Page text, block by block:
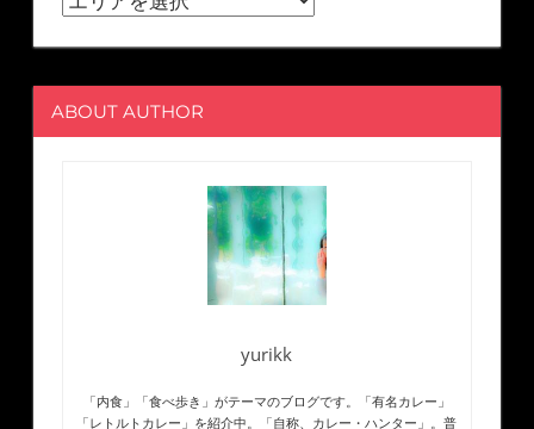
ABOUT AUTHOR
yurikk
「内食」「食べ歩き」がテーマのブログです。「有名カレー」
「レトルトカレー」を紹介中。「自称、カレー・ハンター」。普